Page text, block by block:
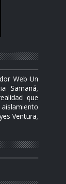
Web Un
Samaná,
que
Ventura,